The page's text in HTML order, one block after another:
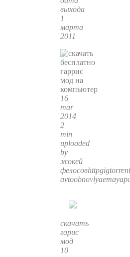
выхода
1
марта
2011
16
mar
2014
2
min
uploaded
by
жокей
скачать
гарис
мод
10